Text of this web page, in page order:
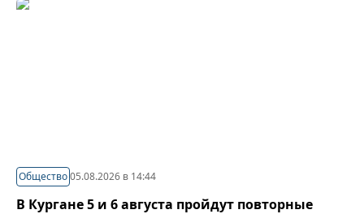
Общество05.08.2026 в 14:44
В Кургане 5 и 6 августа пройдут повторные